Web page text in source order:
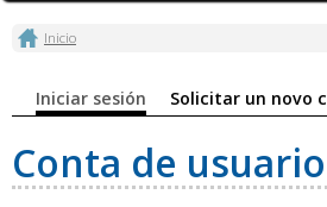
Vostede está aquí
Inicio
Pestanas principais
Iniciar sesión (solapa activa)
Solicitar un novo
Conta de usuario